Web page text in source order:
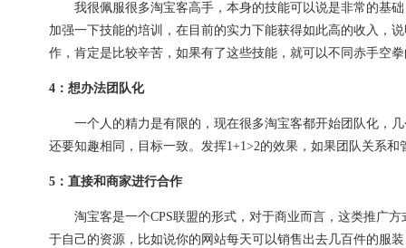
我很佩服很多淘宝客高手，本身的技能可以说是非常的基础
加强一下技能的培训，在目前的实力下能获得如此高的收入，
作，肯定是比较辛苦，如果有了这些技能，就可以不同赤手空
4：想办法团队化
一个人的精力是有限的，现在很多淘宝客都开始团队化，几
还要知趣相同，目标一致。发挥1+1>2的效果，如果团队关系
5：直接和商家进行合作
淘宝客是一个CPS联盟的形式，对于商业而言，这类推广方
于自己的资源，比如说你的网站每天可以销售出去几百件的服